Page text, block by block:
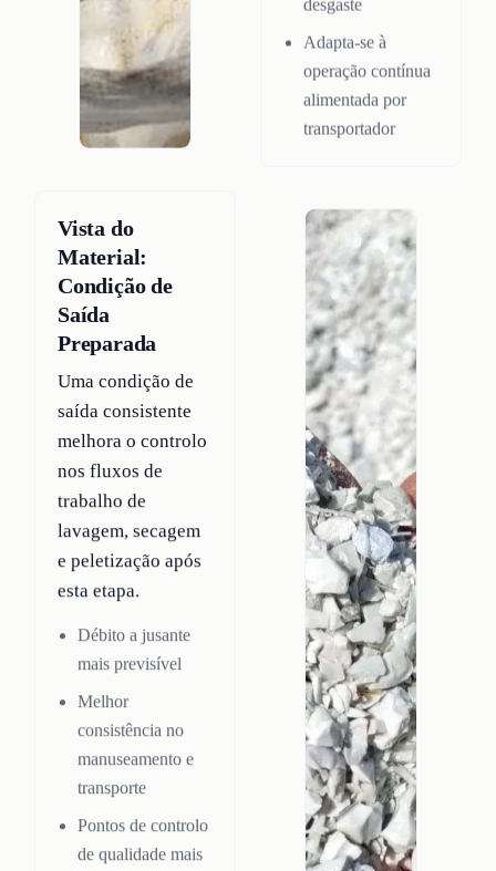
desgaste
Adapta-se à
operação contínua
alimentada por
transportador
Vista do
Material:
Condição de
Saída
Preparada
Uma condição de
saída consistente
melhora o controlo
nos fluxos de
trabalho de
lavagem, secagem
e peletização após
esta etapa.
Débito a jusante
mais previsível
Melhor
consistência no
manuseamento e
transporte
Pontos de controlo
de qualidade mais